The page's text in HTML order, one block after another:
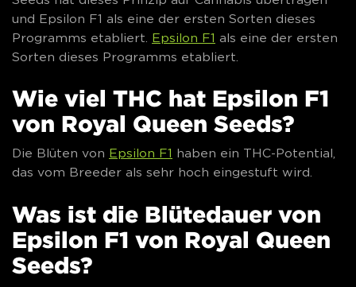
und Epsilon F1 als eine der ersten Sorten dieses
Programms etabliert. Epsilon F1 als eine der ersten
Sorten dieses Programms etabliert.
Wie viel THC hat Epsilon F1
von Royal Queen Seeds?
Die Blüten von Epsilon F1 haben ein THC-Potential,
das vom Breeder als sehr hoch eingestuft wird.
Was ist die Blütedauer von
Epsilon F1 von Royal Queen
Seeds?